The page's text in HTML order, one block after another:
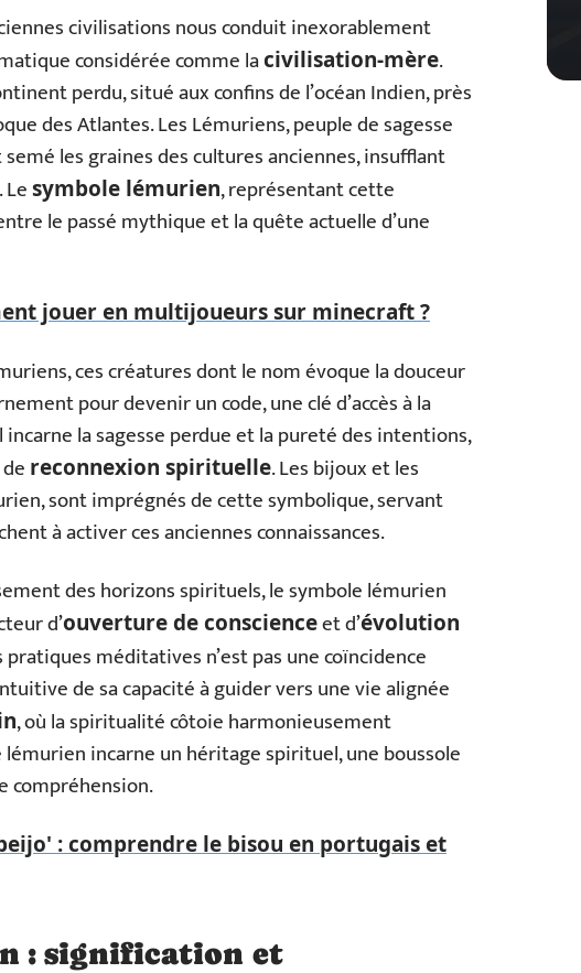
civilisations nous conduit inexorablement
considérée comme lacivilisation-mère.
perdu, situé aux confins de l’océan Indien, près
des Atlantes. Les Lémuriens, peuple de sagesse
les graines des cultures anciennes, insufflant
symbole lémurien, représentant cette
le passé mythique et la quête actuelle d’une
jouer en multijoueurs sur minecraft ?
ces créatures dont le nom évoque la douceur
pour devenir un code, une clé d’accès à la
la sagesse perdue et la pureté des intentions,
reconnexion spirituelle. Les bijoux et les
sont imprégnés de cette symbolique, servant
à activer ces anciennes connaissances.
des horizons spirituels, le symbole lémurien
d’ouverture de conscienceet d’évolution
pratiques méditatives n’est pas une coïncidence
de sa capacité à guider vers une vie alignée
, où la spiritualité côtoie harmonieusement
incarne un héritage spirituel, une boussole
compréhension.
: comprendre le bisou en portugais et
: signification et